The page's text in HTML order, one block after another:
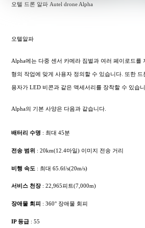
오텔 드론 알파 Autel drone Alpha
오텔알파
Alpha에는 다중 센서 카메라 짐벌과 여러 페이로드를
형의 작업에 맞게 사용자 정의할 수 있습니다. 또한
용자가 LED 비콘과 같은 액세서리를 장착할 수 있습니
Alpha의 기본 사양은 다음과 같습니다.
배터리 수명 : 최대 45분
전송 범위 : 20km(12.4마일) 이미지 전송 거리
비행 속도 : 최대 65.6f/s(20m/s)
서비스 천장: 22,965피트(7,000m)
장애물 회피 : 360° 장애물 회피
IP 등급 : 55